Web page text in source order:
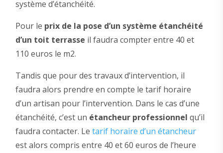
système d’étanchéité.
Pour le prix de la pose d’un système étanchéité
d’un toit terrasse il faudra compter entre 40 et
110 euros le m2.
Tandis que pour des travaux d’intervention, il
faudra alors prendre en compte le tarif horaire
d’un artisan pour l’intervention. Dans le cas d’une
étanchéité, c’est un étancheur professionnel qu’il
faudra contacter. Le tarif horaire d’un étancheur
est alors compris entre 40 et 60 euros de l’heure